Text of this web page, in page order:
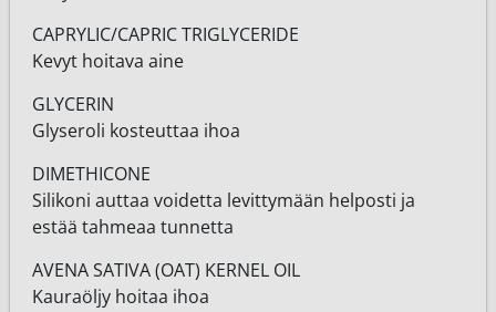
CAPRYLIC/CAPRIC TRIGLYCERIDE
Kevyt hoitava aine
GLYCERIN
Glyseroli kosteuttaa ihoa
DIMETHICONE
Silikoni auttaa voidetta levittymään helposti ja
estää tahmeaa tunnetta
AVENA SATIVA (OAT) KERNEL OIL
Kauraöljy hoitaa ihoa